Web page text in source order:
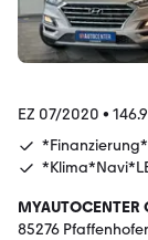
EZ 07/2020 •
*Finanzierung*
MYAUTOCENTER
85276